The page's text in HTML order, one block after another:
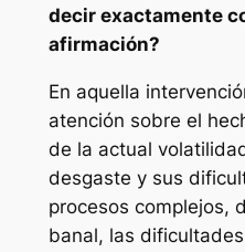
decir exactamente
afirmación?
En aquella
atención sobre el
de la actual
desgaste y sus
procesos complejos,
banal, las